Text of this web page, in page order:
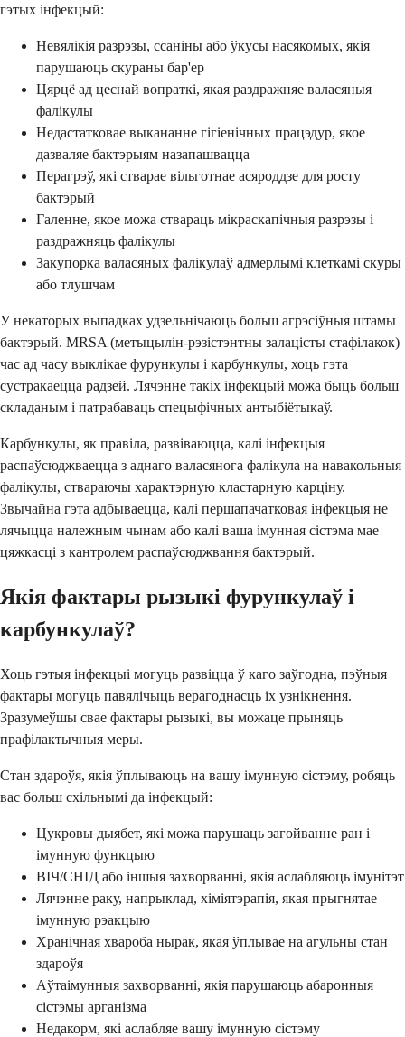
гэтых інфекцый:
Невялікія разрэзы, ссаніны або ўкусы насякомых, якія
парушаюць скураны бар'ер
Цярцё ад цеснай вопраткі, якая раздражняе валасяныя
фалікулы
Недастатковае выкананне гігіенічных працэдур, якое
дазваляе бактэрыям назапашвацца
Перагрэў, які стварае вільготнае асяроддзе для росту
бактэрый
Галенне, якое можа ствараць мікраскапічныя разрэзы і
раздражняць фалікулы
Закупорка валасяных фалікулаў адмерлымі клеткамі скуры
або тлушчам
У некаторых выпадках удзельнічаюць больш агрэсіўныя штамы
бактэрый. MRSA (метыцылін-рэзістэнтны залацісты стафілакок)
час ад часу выклікае фурункулы і карбункулы, хоць гэта
сустракаецца радзей. Лячэнне такіх інфекцый можа быць больш
складаным і патрабаваць спецыфічных антыбіётыкаў.
Карбункулы, як правіла, развіваюцца, калі інфекцыя
распаўсюджваецца з аднаго валасянога фалікула на навакольныя
фалікулы, ствараючы характэрную кластарную карціну.
Звычайна гэта адбываецца, калі першапачатковая інфекцыя не
лячыцца належным чынам або калі ваша імунная сістэма мае
цяжкасці з кантролем распаўсюджвання бактэрый.
Якія фактары рызыкі фурункулаў і
карбункулаў?
Хоць гэтыя інфекцыі могуць развіцца ў каго заўгодна, пэўныя
фактары могуць павялічыць верагоднасць іх узнікнення.
Зразумеўшы свае фактары рызыкі, вы можаце прыняць
прафілактычныя меры.
Стан здароўя, якія ўплываюць на вашу імунную сістэму, робяць
вас больш схільнымі да інфекцый:
Цукровы дыябет, які можа парушаць загойванне ран і
імунную функцыю
ВІЧ/СНІД або іншыя захворванні, якія аслабляюць імунітэт
Лячэнне раку, напрыклад, хіміятэрапія, якая прыгнятае
імунную рэакцыю
Хранічная хвароба нырак, якая ўплывае на агульны стан
здароўя
Аўтаімунныя захворванні, якія парушаюць абаронныя
сістэмы арганізма
Недакорм, які аслабляе вашу імунную сістэму